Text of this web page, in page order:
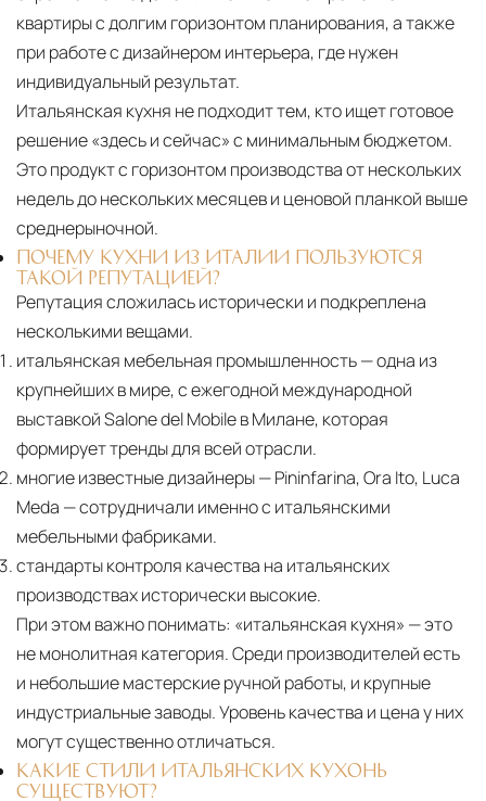
квартиры с долгим горизонтом планирования, а также
при работе с дизайнером интерьера, где нужен
индивидуальный результат.
Итальянская кухня не подходит тем, кто ищет готовое
решение «здесь и сейчас» с минимальным бюджетом.
Это продукт с горизонтом производства от нескольких
недель до нескольких месяцев и ценовой планкой выше
среднерыночной.
ПОЧЕМУ КУХНИ ИЗ ИТАЛИИ ПОЛЬЗУЮТСЯ
ТАКОЙ РЕПУТАЦИЕЙ?
Репутация сложилась исторически и подкреплена
несколькими вещами.
итальянская мебельная промышленность — одна из
крупнейших в мире, с ежегодной международной
выставкой Salone del Mobile в Милане, которая
формирует тренды для всей отрасли.
многие известные дизайнеры — Pininfarina, Ora Ito, Luca
Meda — сотрудничали именно с итальянскими
мебельными фабриками.
стандарты контроля качества на итальянских
производствах исторически высокие.
При этом важно понимать: «итальянская кухня» — это
не монолитная категория. Среди производителей есть
и небольшие мастерские ручной работы, и крупные
индустриальные заводы. Уровень качества и цена у них
могут существенно отличаться.
КАКИЕ СТИЛИ ИТАЛЬЯНСКИХ КУХОНЬ
СУЩЕСТВУЮТ?